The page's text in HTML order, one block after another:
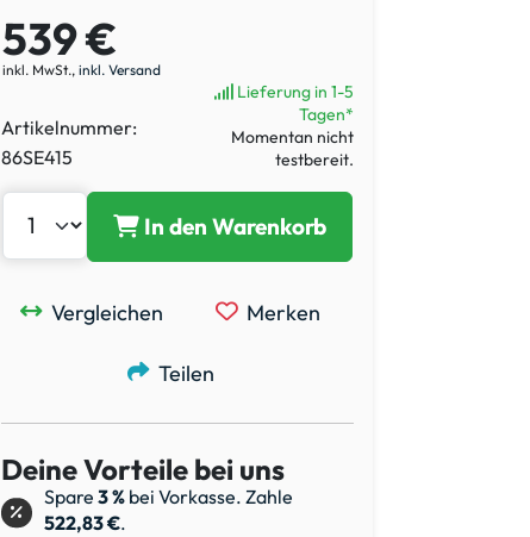
539 €
inkl. MwSt., inkl. Versand
Artikelnummer:
86SE415
Lieferung in 1-5
Tagen*
Momentan nicht
testbereit.
In den Warenkorb
Vergleichen Merken
Teilen
Deine Vorteile bei uns
Spare 3 % bei Vorkasse. Zahle
522,83 €.